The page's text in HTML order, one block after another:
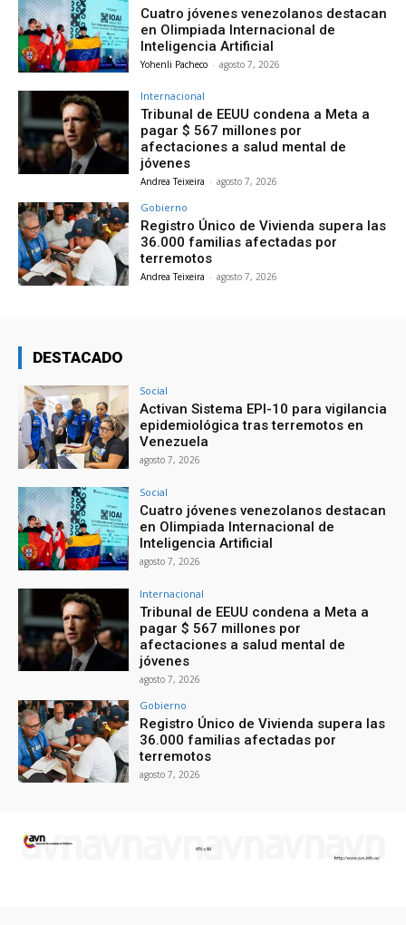
Cuatro jóvenes venezolanos destacan
en Olimpiada Internacional de
Inteligencia Artificial
Yohenli Pacheco - agosto 7, 2026
Internacional
Tribunal de EEUU condena a Meta a
pagar $ 567 millones por
afectaciones a salud mental de
jóvenes
Andrea Teixeira - agosto 7, 2026
Gobierno
Registro Único de Vivienda supera las
36.000 familias afectadas por
terremotos
Andrea Teixeira - agosto 7, 2026
DESTACADO
Social
Activan Sistema EPI-10 para vigilancia
epidemiológica tras terremotos en
Venezuela
agosto 7, 2026
Social
Cuatro jóvenes venezolanos destacan
en Olimpiada Internacional de
Inteligencia Artificial
agosto 7, 2026
Internacional
Tribunal de EEUU condena a Meta a
pagar $ 567 millones por
afectaciones a salud mental de
jóvenes
agosto 7, 2026
Gobierno
Registro Único de Vivienda supera las
36.000 familias afectadas por
terremotos
agosto 7, 2026